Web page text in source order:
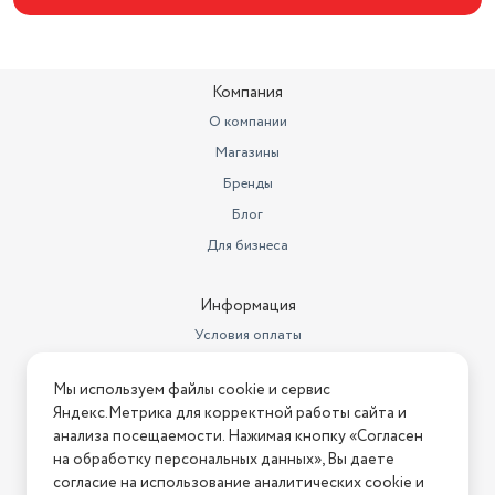
Компания
О компании
Магазины
Бренды
Блог
Для бизнеса
Информация
Условия оплаты
Условия возврата
Нашли ошибку на сайте? Напишите нам
2026 © Интернет-магазин "АстМаркет". У нас есть всё!
Мы используем файлы cookie и сервис
Яндекс.Метрика для корректной работы сайта и
анализа посещаемости. Нажимая кнопку «Согласен
на обработку персональных данных», Вы даете
согласие на использование аналитических cookie и